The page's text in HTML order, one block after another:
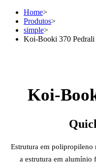
Home>
Produtos>
simple>
Koi-Booki 370 Pedrali
Koi-
Estrutura em
a estrutura em alumínio